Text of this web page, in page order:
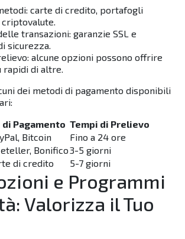
carte di credito, portafogli
transazioni: garanzie SSL e
sicurezza.
alcune opzioni possono offrire
di altre.
dei metodi di pagamento disponibili
Pagamento Tempi di Prelievo
Bitcoin
Fino a 24 ore
Bonifico3-5 giorni
di credito 5-7 giorni
e Programmi
Valorizza il Tuo